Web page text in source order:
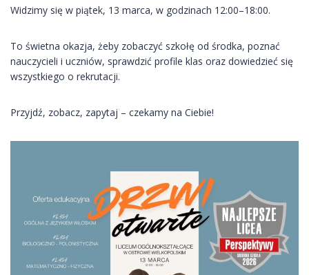
Widzimy się w piątek, 13 marca, w godzinach 12:00–18:00.
To świetna okazja, żeby zobaczyć szkołę od środka, poznać
nauczycieli i uczniów, sprawdzić profile klas oraz dowiedzieć się
wszystkiego o rekrutacji.
Przyjdź, zobacz, zapytaj – czekamy na Ciebie!